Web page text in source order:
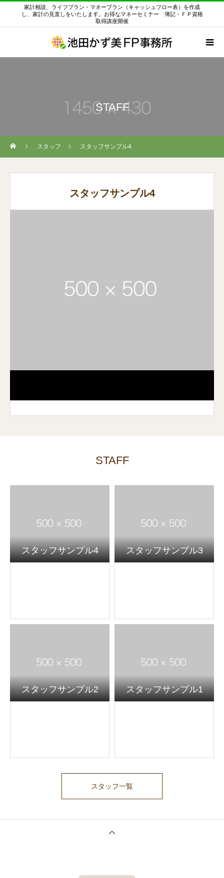
家計相談、ライフプラン・マネープラン（キャッシュフロー表）を作成
し、家計の見直しをいたします。お得なマネーセミナー 簿記・ＦＰ資格
取得講座開催
STAFF
スタッフ スタッフサンプル4
スタッフサンプル4
STAFF
スタッフサンプル4 スタッフサンプル3
スタッフサンプル2 スタッフサンプル1
スタッフ一覧